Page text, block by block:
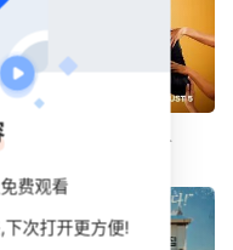
家门的大声>每集
都会与不同的嘉宾
聊天，展现他们之
间特有的默契度，
第四季 哈利的绝配情人
哈利·乔西
费观看
次打开更方便!